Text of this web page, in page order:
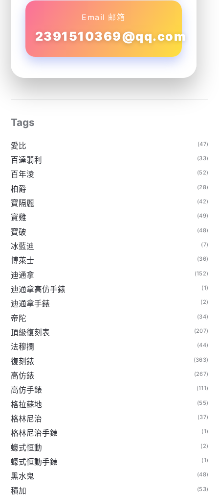
Email 邮箱
2391510369@qq.com
Tags
愛比 (47)
百達翡利 (33)
百年淩 (52)
柏爵 (28)
寶隔麗 (42)
寶雞 (49)
寶破 (48)
冰藍迪 (7)
博萊士 (36)
迪通拿 (152)
迪通拿高仿手錶 (1)
迪通拿手錶 (2)
帝陀 (34)
頂級復刻表 (207)
法穆攔 (44)
復刻錶 (363)
高仿錶 (267)
高仿手錶 (111)
格拉蘇地 (55)
格林尼治 (37)
格林尼治手錶 (1)
蠔式恒動 (2)
蠔式恒動手錶 (1)
黑水鬼 (48)
積加 (53)